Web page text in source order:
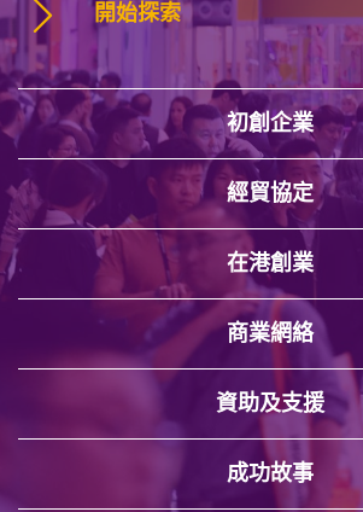
開始探索
初創企業
經貿協定
在港創業
商業網絡
資助及支援
成功故事